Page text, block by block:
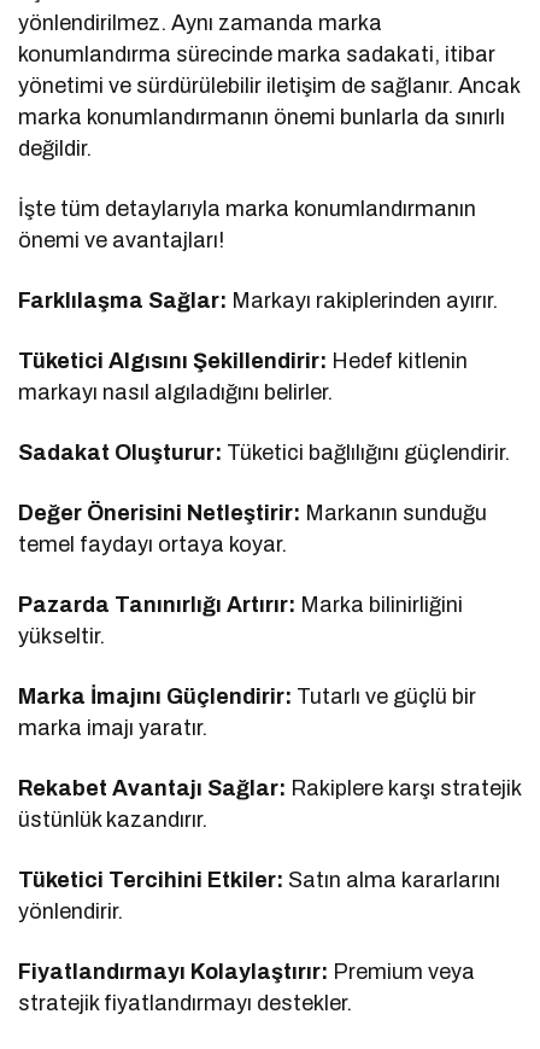
yönlendirilmez. Aynı zamanda marka
konumlandırma sürecinde marka sadakati, itibar
yönetimi ve sürdürülebilir iletişim de sağlanır. Ancak
marka konumlandırmanın önemi bunlarla da sınırlı
değildir.
İşte tüm detaylarıyla marka konumlandırmanın
önemi ve avantajları!
Farklılaşma Sağlar: Markayı rakiplerinden ayırır.
Tüketici Algısını Şekillendirir: Hedef kitlenin
markayı nasıl algıladığını belirler.
Sadakat Oluşturur: Tüketici bağlılığını güçlendirir.
Değer Önerisini Netleştirir: Markanın sunduğu
temel faydayı ortaya koyar.
Pazarda Tanınırlığı Artırır: Marka bilinirliğini
yükseltir.
Marka İmajını Güçlendirir: Tutarlı ve güçlü bir
marka imajı yaratır.
Rekabet Avantajı Sağlar: Rakiplere karşı stratejik
üstünlük kazandırır.
Tüketici Tercihini Etkiler: Satın alma kararlarını
yönlendirir.
Fiyatlandırmayı Kolaylaştırır: Premium veya
stratejik fiyatlandırmayı destekler.